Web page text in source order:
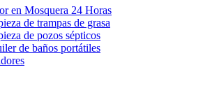
en Mosquera 24 Horas
de trampas de grasa
de pozos sépticos
de baños portátiles